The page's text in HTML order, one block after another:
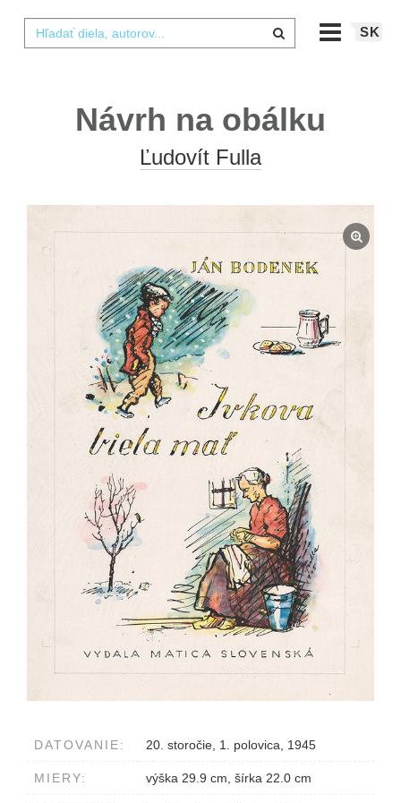
SK
Návrh na obálku
Ľudovít Fulla
DATOVANIE: 20. storočie, 1. polovica, 1945
MIERY: výška 29.9 cm, šírka 22.0 cm